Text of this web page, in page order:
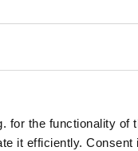
for the functionality of
it efficiently.
auch zu diesem Thema